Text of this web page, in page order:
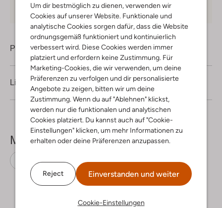
Um dir bestmöglich zu dienen, verwenden wir
Cookies auf unserer Website. Funktionale und
analytische Cookies sorgen dafür, dass die Website
ordnungsgemäß funktioniert und kontinuierlich
verbessert wird. Diese Cookies werden immer
platziert und erfordern keine Zustimmung. Für
Marketing-Cookies, die wir verwenden, um deine
Präferenzen zu verfolgen und dir personalisierte
Angebote zu zeigen, bitten wir um deine
Zustimmung. Wenn du auf "Ablehnen" klickst,
werden nur die funktionalen und analytischen
Cookies platziert. Du kannst auch auf "Cookie-
Einstellungen" klicken, um mehr Informationen zu
erhalten oder deine Präferenzen anzupassen.
Reject Einverstanden und weiter
Cookie-Einstellungen
Produktinformation
Lieferung & Rückgabe
Mehr sehen
Schnürboots Blackstone Leder